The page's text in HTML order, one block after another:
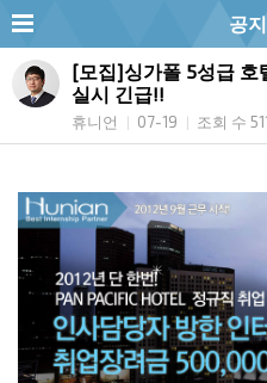
공
[모집]싱가폴 5성급 호
실시 긴급!!
휴니언 07-19 조회 수